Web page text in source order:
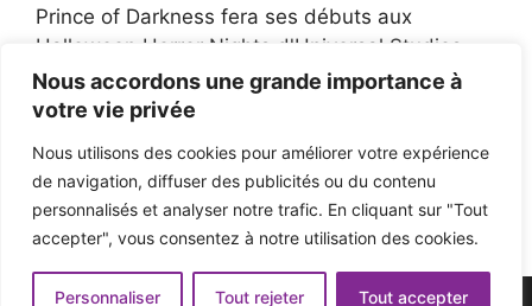
Nous accordons une grande importance à
votre vie privée
Nous utilisons des cookies pour améliorer votre expérience
de navigation, diffuser des publicités ou du contenu
personnalisés et analyser notre trafic. En cliquant sur "Tout
accepter", vous consentez à notre utilisation des cookies.
Personnaliser Tout rejeter Tout accepter
Prince of Darkness fera ses débuts aux
Halloween Horror Nights d'Universal Studios
Afroman poursuit un policier de l'Ohio après la
victoire du jury en diffamation